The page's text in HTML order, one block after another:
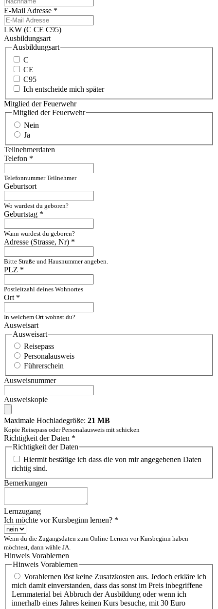
E-Mail Adresse *
LKW (C CE C95)
Ausbildungsart
Ausbildungsart
C
CE
C95
Ich entscheide mich später
Mitglied der Feuerwehr
Mitglied der Feuerwehr
Nein
Ja
Teilnehmerdaten
Telefon *
Telefonnummer Teilnehmer
Geburtsort
Wo wurdest du geboren?
Geburtstag *
Wann wurdest du geboren?
Adresse (Strasse, Nr) *
Bitte Straße und Hausnummer angeben.
PLZ *
Postleitzahl deines Wohnortes
Ort *
In welchem Ort wohnst du?
Ausweisart
Ausweisart
Reisepass
Personalausweis
Führerschein
Ausweisnummer
Ausweiskopie
Maximale Hochladegröße: 21 MB
Kopie Reisepass oder Personalausweis mit schicken
Richtigkeit der Daten *
Richtigkeit der Daten
Hiermit bestätige ich dass die von mir angegebenen Daten
richtig sind.
Bemerkungen
Lernzugang
Ich möchte vor Kursbeginn lernen? *
Wenn du die Zugangsdaten zum Online-Lernen vor Kursbeginn haben
möchtest, dann wähle JA.
Hinweis Vorablernen
Hinweis Vorablernen
Vorablernen löst keine Zusatzkosten aus. Jedoch erkläre ich
mich damit einverstanden, dass das sonst im Preis inbegriffene
Lernmaterial bei Abbruch der Ausbildung oder wenn ich
innerhalb eines Jahres keinen Kurs besuche, mit 30 Euro